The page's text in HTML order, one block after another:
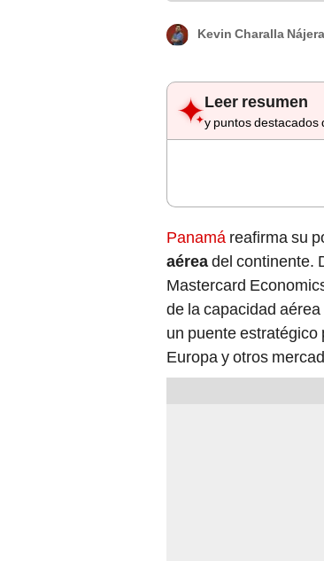
Kevin Charalla Nájera
Leer resumen
y puntos destacados
Panamá reafirma su
aéreadel continente.
Mastercard
de la capacidad
un puente estratégico
Europa y otros